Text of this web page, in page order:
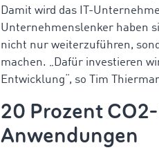
Damit wird das IT-
Unternehmenslenker haben
nicht nur weiterzuführen,
machen. „Dafür investieren
Entwicklung“, so Tim
20 Prozent
Anwendungen